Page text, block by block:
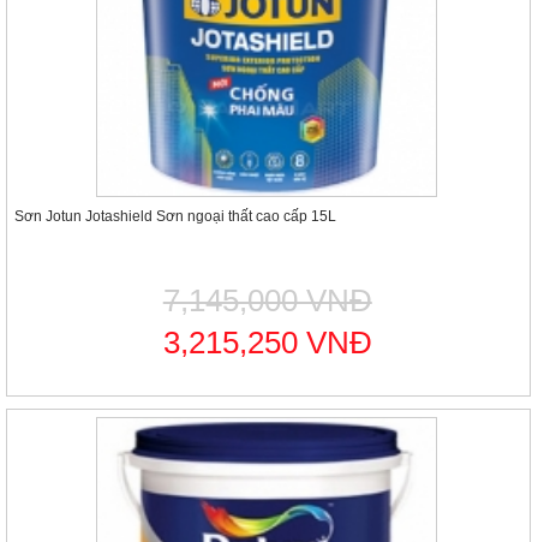
Sơn Jotun Jotashield Sơn ngoại thất cao cấp 15L
7,145,000 VNĐ
3,215,250 VNĐ